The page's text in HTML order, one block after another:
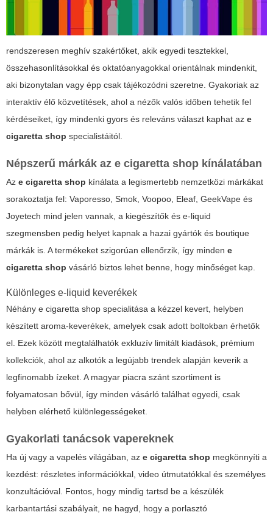
rendszeresen meghív szakértőket, akik egyedi tesztekkel,
összehasonlításokkal és oktatóanyagokkal orientálnak mindenkit,
aki bizonytalan vagy épp csak tájékozódni szeretne. Gyakoriak az
interaktív élő közvetítések, ahol a nézők valós időben tehetik fel
kérdéseiket, így mindenki gyors és releváns választ kaphat az e
cigaretta shop specialistáitól.
Népszerű márkák az e cigaretta shop kínálatában
Az e cigaretta shop kínálata a legismertebb nemzetközi márkákat
sorakoztatja fel: Vaporesso, Smok, Voopoo, Eleaf, GeekVape és
Joyetech mind jelen vannak, a kiegészítők és e-liquid
szegmensben pedig helyet kapnak a hazai gyártók és boutique
márkák is. A termékeket szigorúan ellenőrzik, így minden e
cigaretta shop vásárló biztos lehet benne, hogy minőséget kap.
Különleges e-liquid keverékek
Néhány e cigaretta shop specialitása a kézzel kevert, helyben
készített aroma-keverékek, amelyek csak adott boltokban érhetők
el. Ezek között megtalálhatók exkluzív limitált kiadások, prémium
kollekciók, ahol az alkotók a legújabb trendek alapján keverik a
legfinomabb ízeket. A magyar piacra szánt szortiment is
folyamatosan bővül, így minden vásárló találhat egyedi, csak
helyben elérhető különlegességeket.
Gyakorlati tanácsok vapereknek
Ha új vagy a vapelés világában, az e cigaretta shop megkönnyíti a
kezdést: részletes információkkal, video útmutatókkal és személyes
konzultációval. Fontos, hogy mindig tartsd be a készülék
karbantartási szabályait, ne hagyd, hogy a porlasztó